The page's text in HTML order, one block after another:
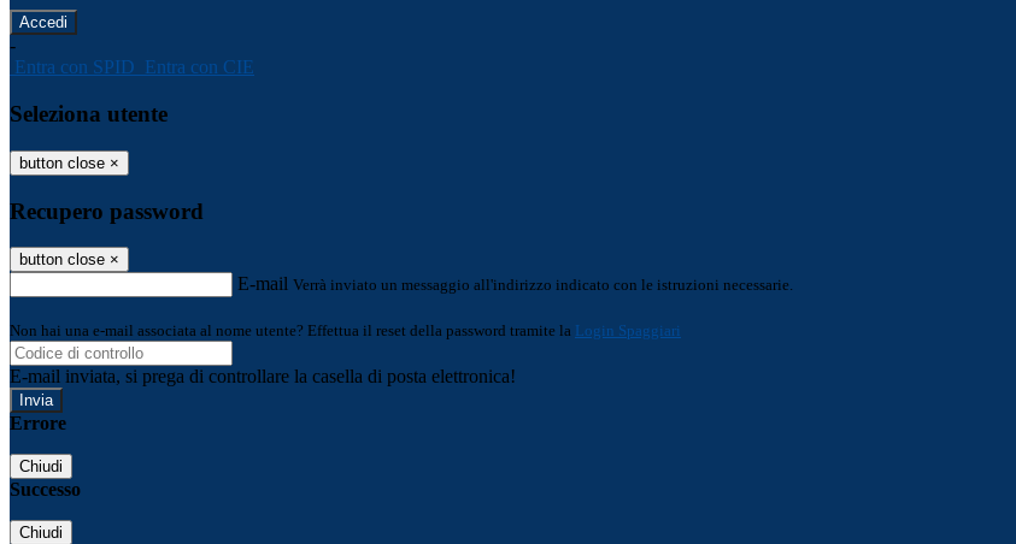
-
Entra con SPID Entra con CIE
Seleziona utente
button close ×
Recupero password
button close ×
E-mail Verrà inviato un messaggio all'indirizzo indicato con le istruzioni necessarie.
Non hai una e-mail associata al nome utente? Effettua il reset della password tramite la Login Spaggiari
E-mail inviata, si prega di controllare la casella di posta elettronica!
Errore
Chiudi
Successo
Chiudi